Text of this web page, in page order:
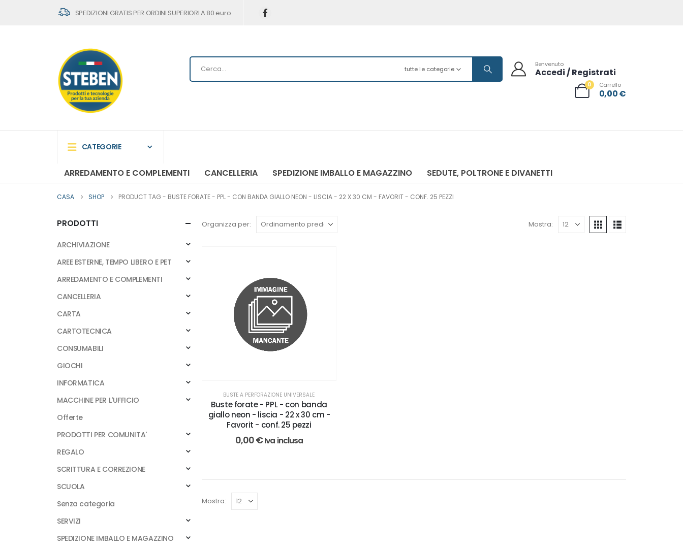
SPEDIZIONI GRATIS PER ORDINI SUPERIORI A 80 euro
tutte le categorie
Benvenuto
Accedi / Registrati
0 Carrello
0,00€
CATEGORIE
ARREDAMENTO E COMPLEMENTI CANCELLERIA SPEDIZIONE IMBALLO E MAGAZZINO SEDUTE, POLTRONE E DIVANETTI
CASA SHOP PRODUCT TAG - BUSTE FORATE - PPL - CON BANDA GIALLO NEON - LISCIA - 22 X 30 CM - FAVORIT - CONF. 25 PEZZI
Organizza per: Mostra:
BUSTE A PERFORAZIONE UNIVERSALE
Buste forate - PPL - con banda
giallo neon - liscia - 22 x 30 cm -
Favorit - conf. 25 pezzi
0,00€Iva inclusa
Mostra:
PRODOTTI
ARCHIVIAZIONE
AREE ESTERNE, TEMPO LIBERO E PET
ARREDAMENTO E COMPLEMENTI
CANCELLERIA
CARTA
CARTOTECNICA
CONSUMABILI
GIOCHI
INFORMATICA
MACCHINE PER L'UFFICIO
Offerte
PRODOTTI PER COMUNITA'
REGALO
SCRITTURA E CORREZIONE
SCUOLA
Senza categoria
SERVIZI
SPEDIZIONE IMBALLO E MAGAZZINO